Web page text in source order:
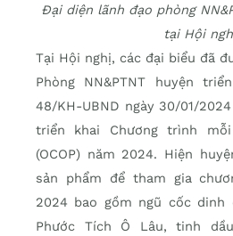
Đại diện lãnh đạo phòng
tại Hội
Tại Hội nghị, các đại biểu đã
Phòng NN&PTNT huyện
48/KH-UBND ngày 30/01/
triển khai Chương trình
(OCOP) năm 2024. Hiện
sản phẩm để tham gia
2024 bao gồm ngũ cốc dinh
Phước Tích Ô Lâu, tinh